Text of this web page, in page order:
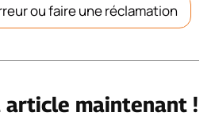
ou faire une réclamation
article maintenant !